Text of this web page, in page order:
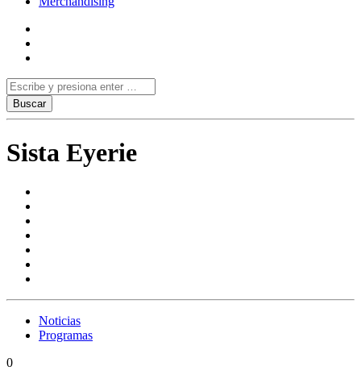
Sista Eyerie
Noticias
Programas
0